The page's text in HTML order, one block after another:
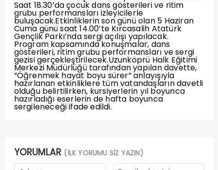
Saat 18.30’da çocuk dans gösterileri ve ritim
grubu performansları izleyicilerle
buluşacak.Etkinliklerin son günü olan 5 Haziran
Cuma günü saat 14.00’te Kırcasalih Atatürk
Gençlik Parkı’nda sergi açılışı yapılacak.
Program kapsamında konuşmalar, dans
gösterileri, ritim grubu performansları ve sergi
gezisi gerçekleştirilecek.Uzunköprü Halk Eğitimi
Merkezi Müdürlüğü tarafından yapılan davette,
“Öğrenmek hayat boyu sürer” anlayışıyla
hazırlanan etkinliklere tüm vatandaşların davetli
olduğu belirtilirken, kursiyerlerin yıl boyunca
hazırladığı eserlerin de hafta boyunca
sergileneceği ifade edildi.
YORUMLAR (İLK YORUMU SİZ YAZIN)